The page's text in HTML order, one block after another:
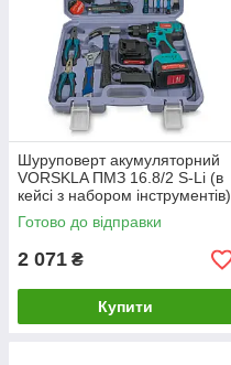
Шуруповерт акумуляторний
VORSKLA ПМЗ 16.8/2 S-Li (в
кейсі з набором інструментів)
Готово до відправки
2 071 ₴
Купити